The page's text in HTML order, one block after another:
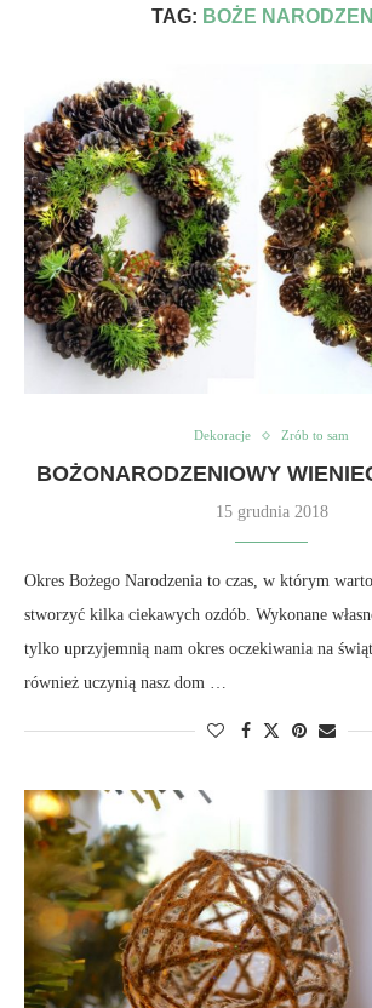
TAG: BOŻE
Dekoracje Zrób to sam
BOŻONARODZENIOWY
15 grudnia 2018
Okres Bożego Narodzenia to czas, w którym
stworzyć kilka ciekawych ozdób. Wykonane
tylko uprzyjemnią nam okres oczekiwania na
również uczynią nasz dom …